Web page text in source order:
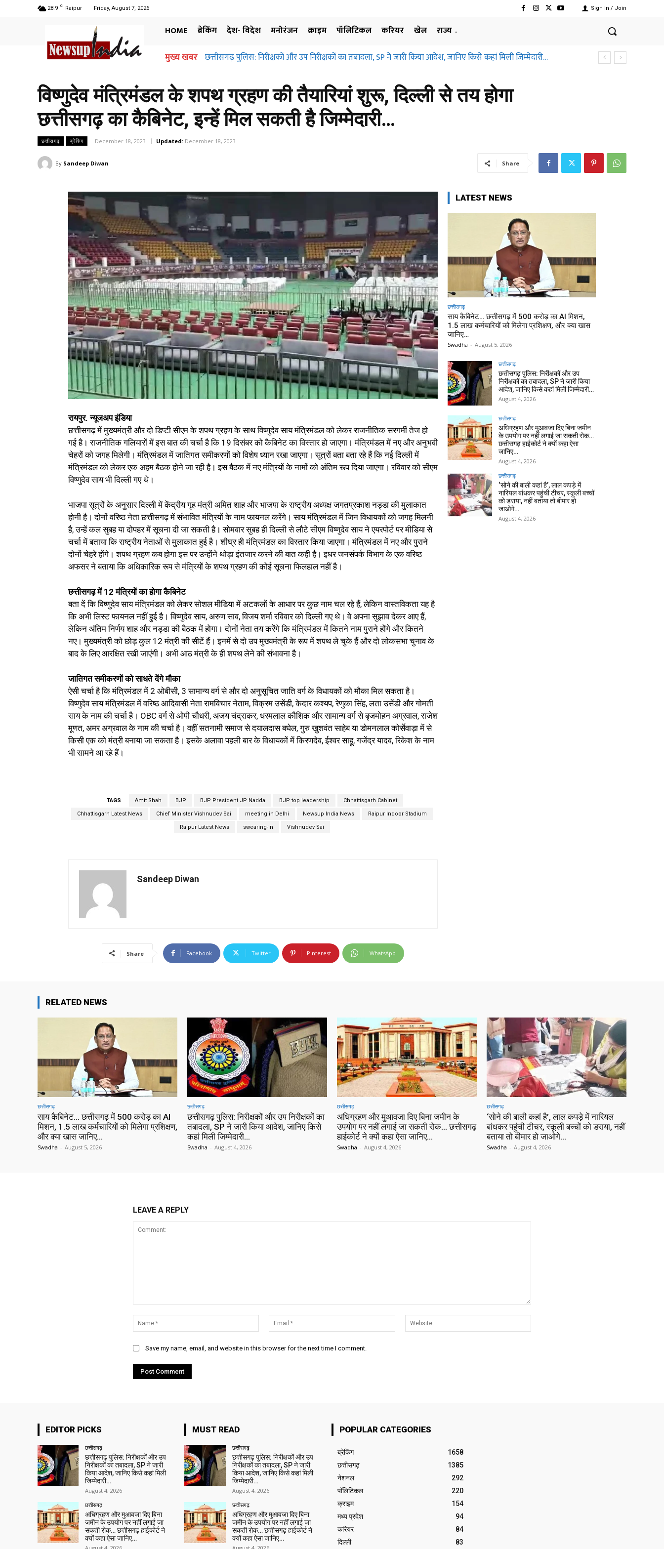
28.9 C Raipur Friday, August 7, 2026 Sign in / Join
HOME ब्रेकिंग देश- विदेश मनोरंजन क्राइम पॉलिटिकल करियर खेल
राज्य
मुख्य खबरछत्तीसगढ़ पुलिस: निरीक्षकों और उप निरीक्षकों का तबादला, SP ने जारी किया आदेश, जानिए किसे कहां मिली जिम्मेदारी…
अधिग्रहण और मुआवजा दिए बिना जमीन के उपयोग पर नहीं लगाई जा सकती रोक… छत्तीसगढ़ हाईकोर्ट ने क्यों कहा ऐसा
विष्णुदेव मंत्रिमंडल के शपथ ग्रहण की तैयारियां शुरू, दिल्ली से तय होगा
छत्तीसगढ़ का कैबिनेट, इन्हें मिल सकती है जिम्मेदारी…
छत्तीसगढ़ ब्रेकिंग December 18, 2023 Updated: December 18, 2023
By Sandeep Diwan Share
रायपुर. न्यूजअप इंडिया
छत्तीसगढ़ में मुख्यमंत्री और दो डिप्टी सीएम के शपथ ग्रहण के साथ विष्णुदेव साय मंत्रिमंडल को लेकर राजनीतिक सरगर्मी तेज हो
गई है। राजनीतिक गलियारों में इस बात की चर्चा है कि 19 दिसंबर को कैबिनेट का विस्तार हो जाएगा। मंत्रिमंडल में नए और अनुभवी
चेहरों को जगह मिलेगी। मंत्रिमंडल में जातिगत समीकरणों को विशेष ध्यान रखा जाएगा। सूत्रों बता बता रहे हैं कि नई दिल्ली में
मंत्रिमंडल को लेकर एक अहम बैठक होने जा रही है। इस बैठक में नए मंत्रियों के नामों को अंतिम रूप दिया जाएगा। रविवार को सीएम
विष्णुदेव साय भी दिल्ली गए थे।
भाजपा सूत्रों के अनुसार दिल्ली में केंद्रीय गृह मंत्री अमित शाह और भाजपा के राष्ट्रीय अध्यक्ष जगतप्रकाश नड्डा की मुलाकात
होनी है। दोनों वरिष्ठ नेता छत्तीसगढ़ में संभावित मंत्रियों के नाम फायनल करेंगे। साय मंत्रिमंडल में जिन विधायकों को जगह मिलनी
है, उन्‍हें कल सुबह या दोपहर में सूचना दी जा सकती है। सोमवार सुबह ही दिल्‍ली से लौटे सीएम विष्णुदेव साय ने एयरपोर्ट पर मीडिया से
चर्चा में बताया कि राष्‍ट्रीय नेताओं से मुलाकात हुई है। शीघ्र ही मंत्रिमंडल का विस्‍तार किया जाएगा। मंत्रिमंडल में नए और पुराने
दोनों चेहरे होंगे। शपथ ग्रहण कब होगा इस पर उन्होंने थोड़ा इंतजार करने की बात कही है। इधर जनसंपर्क विभाग के एक वरिष्ठ
अफसर ने बताया कि अधिकारिक रूप से मंत्रियों के शपथ ग्रहण की कोई सूचना फिलहाल नहीं है।
छत्तीसगढ़ में 12 मंत्रियों का होगा कैबिनेट
बता दें कि विष्णुदेव साय मंत्रिमंडल को लेकर सोशल मीडिया में अटकलों के आधार पर कुछ नाम चल रहे हैं, लेकिन वास्तविकता यह है
कि अभी लिस्ट फायनल नहीं हुई है। विष्णुदेव साय, अरुण साव, विजय शर्मा रविवार को दिल्ली गए थे। वे अपना सुझाव देकर आए हैं,
लेकिन अंतिम निर्णय शाह और नड्डा की बैठक में होगा। दोनों नेता तय करेंगे कि मंत्रिमंडल में कितने नाम पुराने होंगे और कितने
नए। मुख्यमंत्री को छोड़ कुल 12 मंत्री की सीटें हैं। इनमें से दो उप मुख्यमंत्री के रूप में शपथ ले चुके हैं और दो लोकसभा चुनाव के
बाद के लिए आरक्षित रखी जाएंगी। अभी आठ मंत्री के ही शपथ लेने की संभावना है।
जातिगत समीकरणों को साधते देंगे मौका
ऐसी चर्चा है कि मंत्रिमंडल में 2 ओबीसी, 3 सामान्य वर्ग से और दो अनुसूचित जाति वर्ग के विधायकों को मौका मिल सकता है।
विष्णुदेव साय मंत्रिमंडल में वरिष्ठ आदिवासी नेता रामविचार नेताम, विक्रम उसेंडी, केदार कश्यप, रेणुका सिंह, लता उसेंडी और गोमती
साय के नाम की चर्चा है। OBC वर्ग से ओपी चौधरी, अजय चंद्राकर, धरमलाल कौशिक और सामान्य वर्ग से बृजमोहन अग्रवाल, राजेश
मूणत, अमर अग्रवाल के नाम की चर्चा है। वहीं सतनामी समाज से दयालदास बघेल, गुरु खुशवंत साहेब या डोमनलाल कोर्सेवाड़ा में से
किसी एक को मंत्री बनाया जा सकता है। इसके अलावा पहली बार के विधायकों में किरणदेव, ईश्वर साहू, गजेंद्र यादव, रिकेश के नाम
भी सामने आ रहे हैं।
TAGS Amit Shah BJP BJP President JP Nadda BJP top leadership Chhattisgarh Cabinet
Chhattisgarh Latest News Chief Minister Vishnudev Sai meeting in Delhi Newsup India News Raipur Indoor Stadium
Raipur Latest News swearing-in Vishnudev Sai
Sandeep Diwan
Share Facebook Twitter Pinterest WhatsApp
LATEST NEWS
छत्तीसगढ़
साय कैबिनेट… छत्तीसगढ़ में 500 करोड़ का AI मिशन,
1.5 लाख कर्मचारियों को मिलेगा प्रशिक्षण, और क्या खास
जानिए…
Swadha - August 5, 2026
छत्तीसगढ़
छत्तीसगढ़ पुलिस: निरीक्षकों और उप
निरीक्षकों का तबादला, SP ने जारी किया
आदेश, जानिए किसे कहां मिली जिम्मेदारी…
August 4, 2026
छत्तीसगढ़
अधिग्रहण और मुआवजा दिए बिना जमीन
के उपयोग पर नहीं लगाई जा सकती रोक…
छत्तीसगढ़ हाईकोर्ट ने क्यों कहा ऐसा
जानिए…
August 4, 2026
छत्तीसगढ़
‘सोने की बाली कहां है’, लाल कपड़े में
नारियल बांधकर पहुंची टीचर, स्कूली बच्चों
को डराया, नहीं बताया तो बीमार हो
जाओगे…
August 4, 2026
RELATED NEWS
छत्तीसगढ़
साय कैबिनेट… छत्तीसगढ़ में 500 करोड़ का AI
मिशन, 1.5 लाख कर्मचारियों को मिलेगा प्रशिक्षण,
और क्या खास जानिए…
Swadha - August 5, 2026
छत्तीसगढ़
छत्तीसगढ़ पुलिस: निरीक्षकों और उप निरीक्षकों का
तबादला, SP ने जारी किया आदेश, जानिए किसे
कहां मिली जिम्मेदारी…
Swadha - August 4, 2026
छत्तीसगढ़
अधिग्रहण और मुआवजा दिए बिना जमीन के
उपयोग पर नहीं लगाई जा सकती रोक… छत्तीसगढ़
हाईकोर्ट ने क्यों कहा ऐसा जानिए…
Swadha - August 4, 2026
छत्तीसगढ़
‘सोने की बाली कहां है’, लाल कपड़े में नारियल
बांधकर पहुंची टीचर, स्कूली बच्चों को डराया, नहीं
बताया तो बीमार हो जाओगे…
Swadha - August 4, 2026
LEAVE A REPLY
Name:*
Email:*
Save my name, email, and website in this browser for the next time I comment.
EDITOR PICKS
छत्तीसगढ़
छत्तीसगढ़ पुलिस: निरीक्षकों और उप
निरीक्षकों का तबादला, SP ने जारी
किया आदेश, जानिए किसे कहां मिली
जिम्मेदारी…
August 4, 2026
छत्तीसगढ़
अधिग्रहण और मुआवजा दिए बिना
जमीन के उपयोग पर नहीं लगाई जा
सकती रोक… छत्तीसगढ़ हाईकोर्ट ने
क्यों कहा ऐसा जानिए…
MUST READ
छत्तीसगढ़
छत्तीसगढ़ पुलिस: निरीक्षकों और उप
निरीक्षकों का तबादला, SP ने जारी
किया आदेश, जानिए किसे कहां मिली
जिम्मेदारी…
August 4, 2026
छत्तीसगढ़
अधिग्रहण और मुआवजा दिए बिना
जमीन के उपयोग पर नहीं लगाई जा
सकती रोक… छत्तीसगढ़ हाईकोर्ट ने
क्यों कहा ऐसा जानिए…
POPULAR CATEGORIES
ब्रेकिंग
1658
छत्तीसगढ़
1385
नेशनल
292
पॉलिटिकल
220
क्राइम
154
मध्य प्रदेश
94
करियर
84
दिल्ली
83